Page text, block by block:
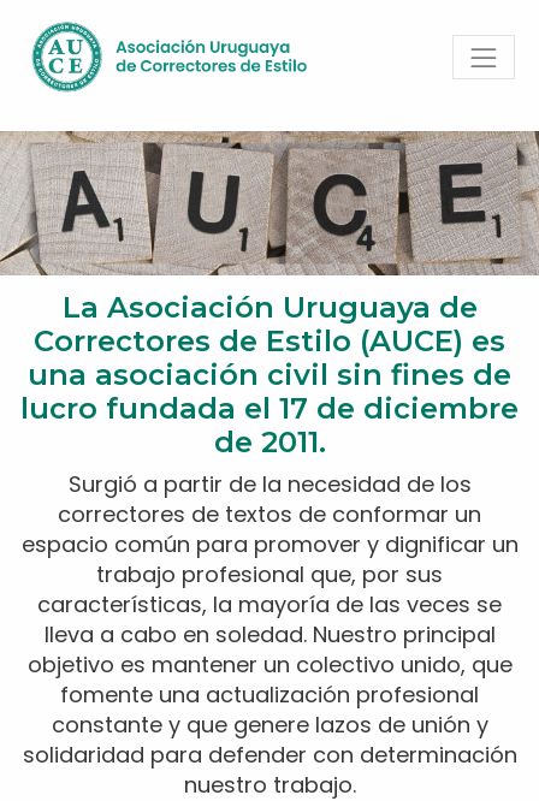
La Asociación Uruguaya de
Correctores de Estilo (AUCE) es
una asociación civil sin fines de
lucro fundada el 17 de diciembre
de 2011.
Surgió a partir de la necesidad de los
correctores de textos de conformar un
espacio común para promover y dignificar un
trabajo profesional que, por sus
características, la mayoría de las veces se
lleva a cabo en soledad. Nuestro principal
objetivo es mantener un colectivo unido, que
fomente una actualización profesional
constante y que genere lazos de unión y
solidaridad para defender con determinación
nuestro trabajo.